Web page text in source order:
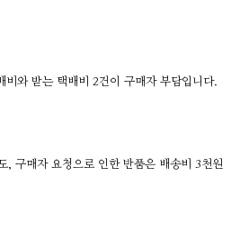
비와 받는 택배비 2건이 구매자 부담입니다.
, 구매자 요청으로 인한 반품은 배송비 3천원